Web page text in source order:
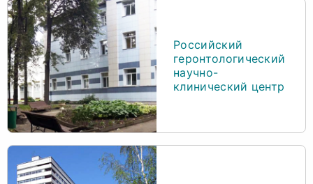
Российский
геронтологический
научно-
клинический центр